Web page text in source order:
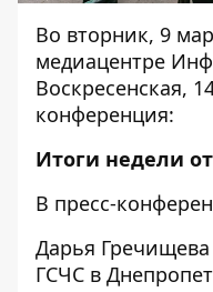
Во вторник, 9
медиацентре
Воскресенская,
конференция:
Итоги недели
В пресс-
Дарья
ГСЧС в